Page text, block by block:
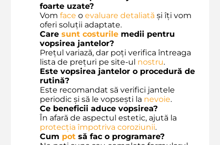
foarte uzate?
Vom face o evaluare detaliată și îți vom
oferi soluții adaptate.
Care sunt costurile medii pentru
vopsirea jantelor?
Prețul variază, dar poți verifica întreaga
lista de prețuri pe site-ul nostru.
Este vopsirea jantelor o procedură de
rutină?
Este recomandat să verifici jantele
periodic și să le vopsești la nevoie.
Ce beneficii aduce vopsirea?
În afară de aspectul estetic, ajută la
protecția împotriva coroziunii.
Cum pot să fac o programare?